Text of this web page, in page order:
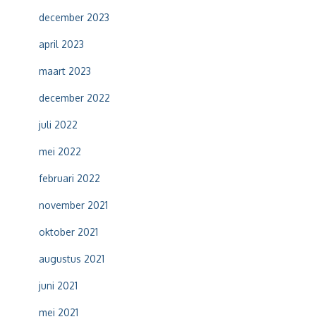
december 2023
april 2023
maart 2023
december 2022
juli 2022
mei 2022
februari 2022
november 2021
oktober 2021
augustus 2021
juni 2021
mei 2021